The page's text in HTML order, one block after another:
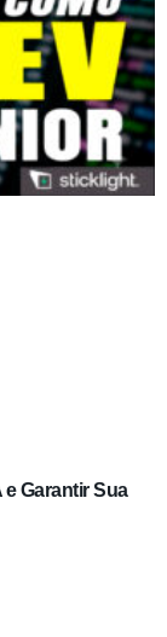
Garantir Sua